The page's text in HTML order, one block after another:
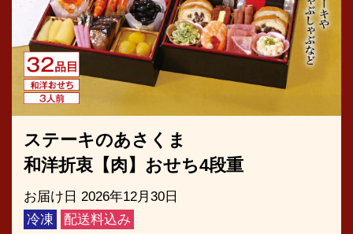
ステーキのあさくま
和洋折衷【肉】おせち4段重
お届け日 2026年12月30日
冷凍
配送料込み